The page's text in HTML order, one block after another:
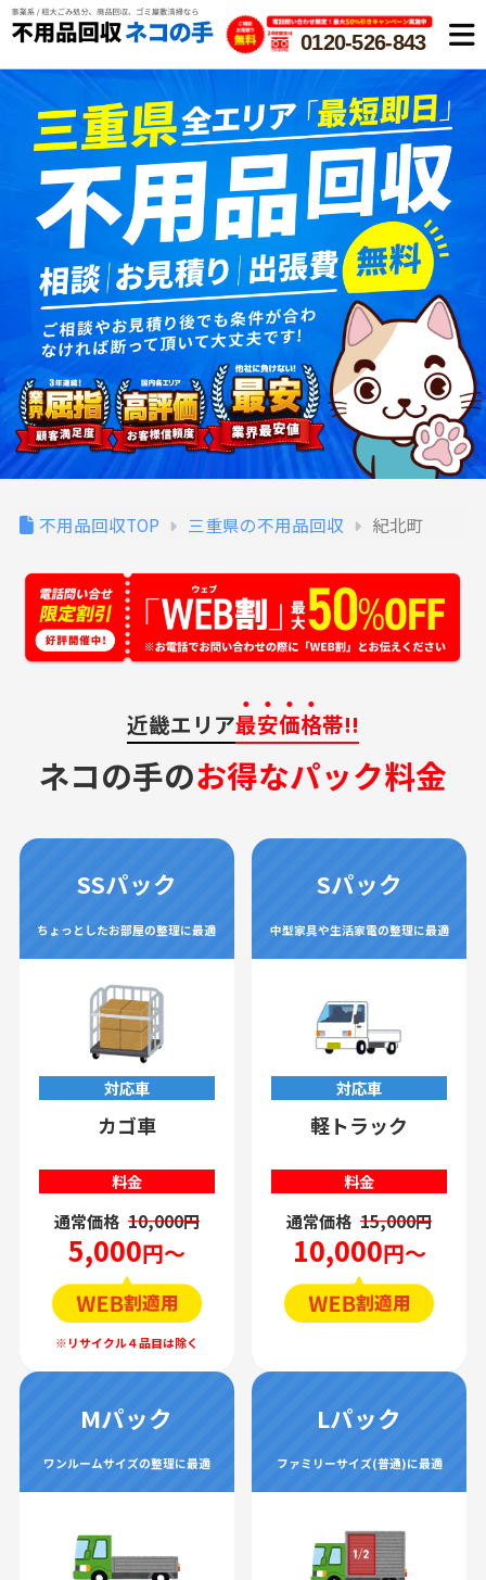
0120-526-843
不用品回収TOP 三重県の不用品回収 紀北町
近畿エリア最安価格帯!!
ネコの手のお得なパック料金
SSパック
ちょっとしたお部屋の整理に最適
対応車
カゴ車
料金
通常価格 10,000円
5,000円～
Sパック
中型家具や生活家電の整理に最適
対応車
軽トラック
料金
通常価格 15,000円
10,000円～
Mパック
ワンルームサイズの整理に最適
Lパック
ファミリーサイズ(普通)に最適